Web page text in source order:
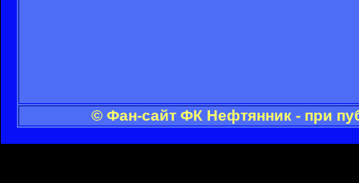
© Фан-сайт ФК Нефтянник - при